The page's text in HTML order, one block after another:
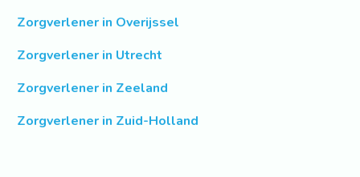
Zorgverlener in Overijssel
Zorgverlener in Utrecht
Zorgverlener in Zeeland
Zorgverlener in Zuid-Holland